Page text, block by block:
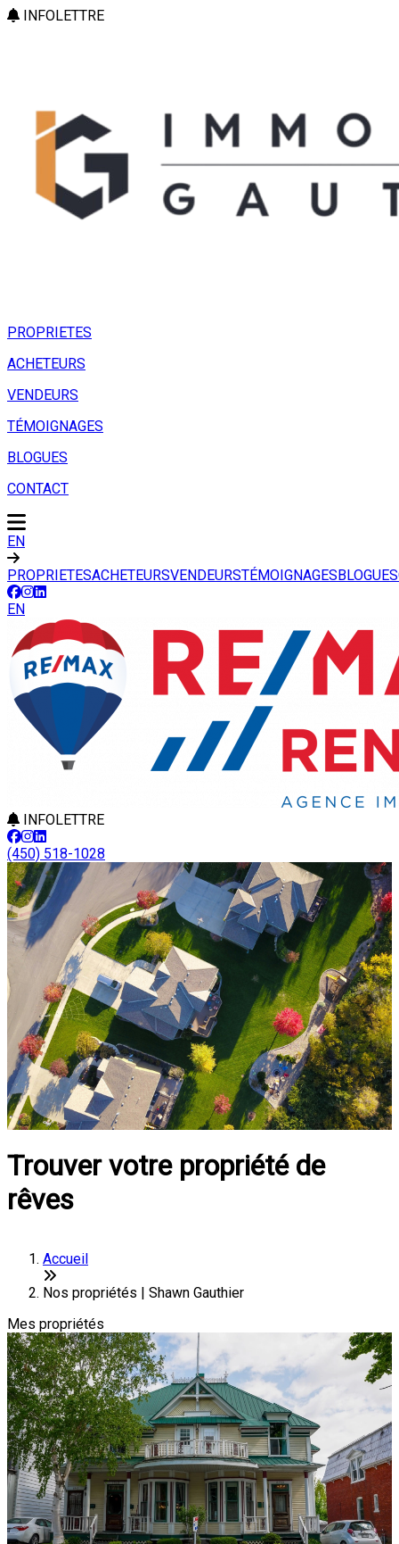
INFOLETTRE
PROPRIETES
ACHETEURS
VENDEURS
TÉMOIGNAGES
BLOGUES
CONTACT
EN
PROPRIETESACHETEURSVENDEURSTÉMOIGNAGESBLOGUES
EN
INFOLETTRE
(450) 518-1028
Trouver votre propriété de
rêves
Accueil
Nos propriétés | Shawn Gauthier
Mes propriétés